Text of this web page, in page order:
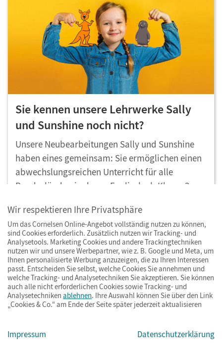
Sie kennen unsere Lehrwerke Sally
und Sunshine noch nicht?
Unsere Neubearbeitungen Sally und Sunshine
haben eines gemeinsam: Sie ermöglichen einen
abwechslungsreichen Unterricht für alle
Bundesländer, in denen Englisch ab Klasse 3
Lehren und Lernen Spaß!
Lehrwerkunabhängige Lernhilfen für
Englisch
Bild-Wortschatzkartensind auch unabhängig von
eine sinnvolle Unterstützung im
Englischunterricht.
Wir respektieren Ihre Privatsphäre
Um das Cornelsen Online-Angebot vollständig nutzen zu können,
sind Cookies erforderlich. Zusätzlich nutzen wir Tracking- und
Analysetools. Marketing Cookies und andere Trackingtechniken
nutzen wir und unsere Werbepartner, wie z. B. Google und Meta, um
Ihnen personalisierte Werbung anzuzeigen, die zu Ihren Interessen
passt. Entscheiden Sie selbst, welche Cookies Sie annehmen und
welche Tracking- und Analysetechniken Sie akzeptieren. Sie können
auch alle nicht erforderlichen Cookies sowie Tracking- und
Analysetechniken ablehnen. Ihre Auswahl können Sie über den Link
„Cookies & Co.“ am Ende der Seite später jederzeit aktualisieren
Impressum Datenschutzerklärung